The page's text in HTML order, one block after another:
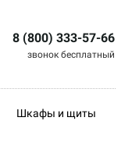
8 (800) 333-57-66
звонок бесплатный
Шкафы и щиты